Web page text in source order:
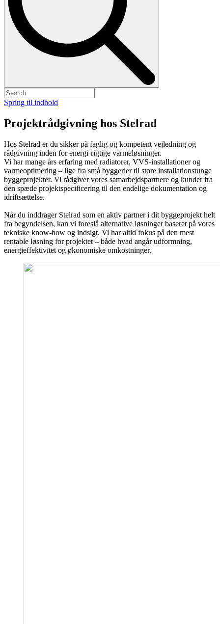
Spring til indhold
Projektrådgivning hos Stelrad
Hos Stelrad er du sikker på faglig og kompetent vejledning og
rådgivning inden for energi-rigtige varmeløsninger.
Vi har mange års erfaring med radiatorer, VVS-installationer og
varmeoptimering – lige fra små byggerier til store installationstunge
byggeprojekter. Vi rådgiver vores samarbejdspartnere og kunder fra
den spæde projektspecificering til den endelige dokumentation og
idriftsættelse.
Når du inddrager Stelrad som en aktiv partner i dit byggeprojekt helt
fra begyndelsen, kan vi foreslå alternative løsninger baseret på vores
tekniske know-how og indsigt. Vi har altid fokus på den mest
rentable løsning for projektet – både hvad angår udformning,
energieffektivitet og økonomiske omkostninger.